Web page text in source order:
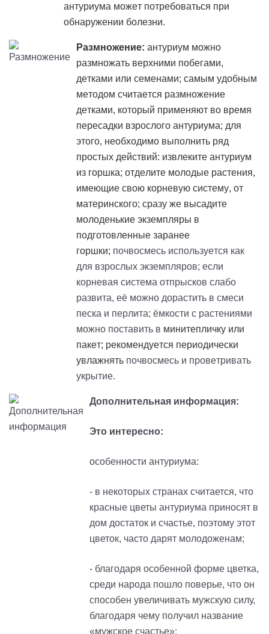
антуриума может потребоваться при
обнаружении болезни.
Размножение: антуриум можно
размножать верхними побегами,
детками или семенами; самым удобным
методом считается размножение
детками, который применяют во время
пересадки взрослого антуриума; для
этого, необходимо выполнить ряд
простых действий: извлеките антуриум
из горшка; отделите молодые растения,
имеющие свою корневую систему, от
материнского; сразу же высадите
молоденькие экземпляры в
подготовленные заранее
горшки; почвосмесь используется как
для взрослых экземпляров; если
корневая система отпрысков слабо
развита, её можно дорастить в смеси
песка и перлита; ёмкости с растениями
можно поставить в минитепличку или
пакет; рекомендуется периодически
увлажнять почвосмесь и проветривать
укрытие.
Дополнительная информация:
Это интересно:
особенности антуриума:
- в некоторых странах считается, что
красные цветы антуриума приносят в
дом достаток и счастье, поэтому этот
цветок, часто дарят молодоженам;
- благодаря особенной форме цветка,
среди народа пошло поверье, что он
способен увеличивать мужскую силу,
благодаря чему получил название
«мужское счастье»;